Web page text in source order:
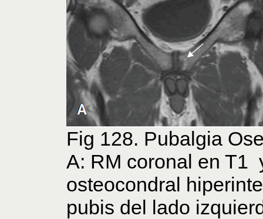
Fig 128. Pubalgia
A: RM coronal en T1
osteocondral
pubis del lado